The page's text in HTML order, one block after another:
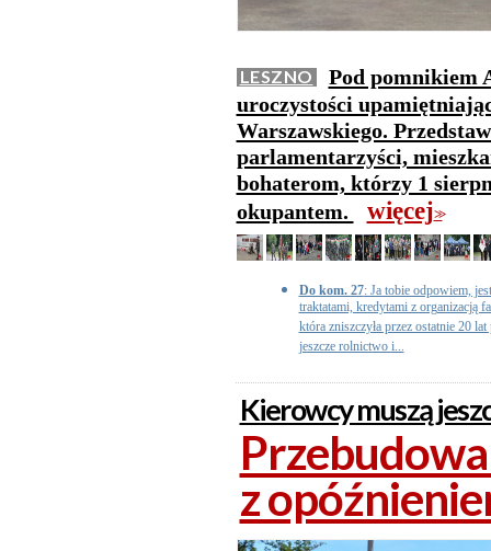
LESZNO
Pod pomnikiem
uroczystości
Warszawskiego.
parlamentarzyści,
bohaterom, którzy 1
okupantem.
więcej>>
Do kom. 27: Ja tobie odpowiem,
traktatami, kredytami z organizacją
która zniszczyła przez ostatnie 20
jeszcze rolnictwo i...
Kierowcy muszą
z